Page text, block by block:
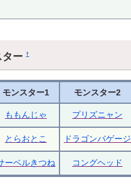
ター†
モンスター1 モンスター2
ももんじゃ プリズニャン
とらおとこ ドラゴンバゲージ
ーベルきつね コングヘッド